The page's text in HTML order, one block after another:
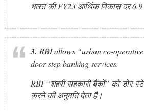
भारत की FY23 आर्थिक विकास दर
3. RBI allows “urban co-
door-step banking services.
RBI “शहरी सहकारी बैंकों” को डोर-
करने की अनुमति देता है।